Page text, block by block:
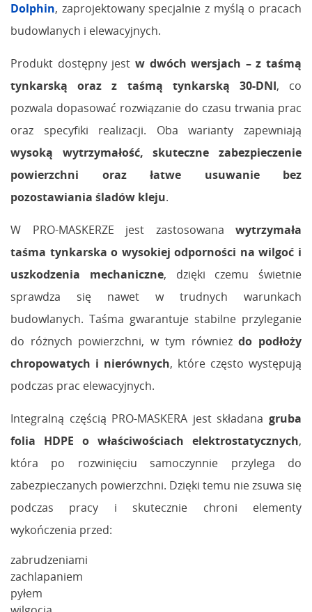
Dolphin, zaprojektowany specjalnie z myślą o pracach
budowlanych i elewacyjnych.
Produkt dostępny jest w dwóch wersjach – z taśmą
tynkarską oraz z taśmą tynkarską 30-DNI, co
pozwala dopasować rozwiązanie do czasu trwania prac
oraz specyfiki realizacji. Oba warianty zapewniają
wysoką wytrzymałość, skuteczne zabezpieczenie
powierzchni oraz łatwe usuwanie bez
pozostawiania śladów kleju.
W PRO-MASKERZE jest zastosowana wytrzymała
taśma tynkarska o wysokiej odporności na wilgoć i
uszkodzenia mechaniczne, dzięki czemu świetnie
sprawdza się nawet w trudnych warunkach
budowlanych. Taśma gwarantuje stabilne przyleganie
do różnych powierzchni, w tym równieżdo podłoży
chropowatych i nierównych, które często występują
podczas prac elewacyjnych.
Integralną częścią PRO-MASKERA jest składana gruba
folia HDPE o właściwościach elektrostatycznych,
która po rozwinięciu samoczynnie przylega do
zabezpieczanych powierzchni. Dzięki temu nie zsuwa się
podczas pracy i skutecznie chroni elementy
wykończenia przed:
zabrudzeniami
zachlapaniem
pyłem